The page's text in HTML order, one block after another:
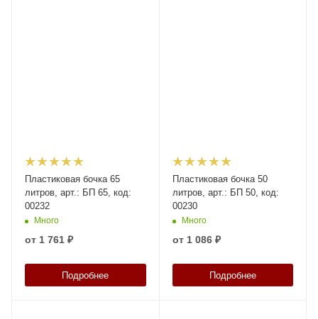
Пластиковая бочка 65
литров, арт.: БП 65, код:
00232
Много
от 1 761 ₽
Подробнее
Пластиковая бочка 50
литров, арт.: БП 50, код:
00230
Много
от 1 086 ₽
Подробнее